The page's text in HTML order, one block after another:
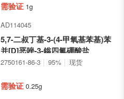
需验证 1g
AD114045
5,7-二叔丁基-3-(4-甲氧基苯基)苯
并[D]恶唑-3-鎓四氟硼酸盐
2750161-86-3 95% 现货
需验证 0.25g